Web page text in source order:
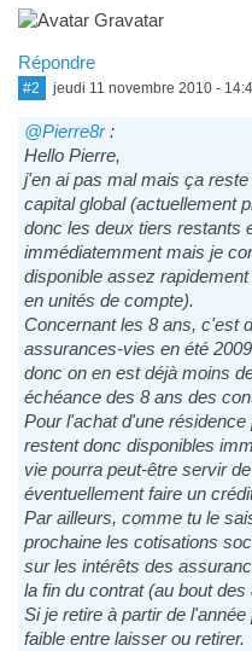
Répondre
#2 jeudi 11 novembre 2010 -
@Pierre8r:
Hello Pierre,
j'en ai pas mal mais ça
capital global (actuellement
donc les deux tiers restants
immédiatemment mais je
disponible assez
en unités de compte).
Concernant les 8 ans, c'est
assurances-vies en été
donc on en est déjà moins
échéance des 8 ans des
Pour l'achat d'une
restent donc disponibles
vie pourra peut-être servir
éventuellement faire un
Par ailleurs, comme tu le
prochaine les cotisations
sur les intérêts des
la fin du contrat (au bout des
Si je retire à partir de
faible entre laisser ou retirer.